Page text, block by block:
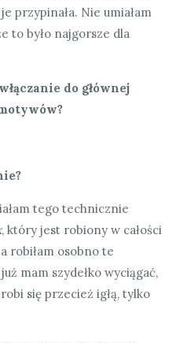
przypinała. Nie umiałam
to było najgorsze dla
do głównej
tego technicznie
, który jest robiony w całości
robiłam osobno te
mam szydełko wyciągać,
się przecież igłą, tylko